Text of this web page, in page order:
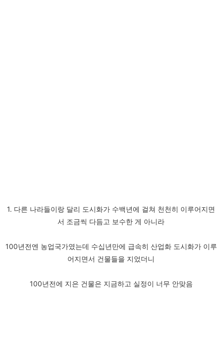
1. 다른 나라들이랑 달리 도시화가 수백년에 걸쳐 천천히 이루어지면
서 조금씩 다듬고 보수한 게 아니라
100년전엔 농업국가였는데 수십년만에 급속히 산업화 도시화가 이루
어지면서 건물들을 지었더니
100년전에 지은 건물은 지금하고 실정이 너무 안맞음